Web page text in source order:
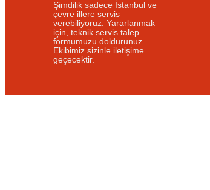
Şimdilik sadece İstanbul ve
çevre illere servis
verebiliyoruz. Yararlanmak
için, teknik servis talep
formumuzu doldurunuz.
Ekibimiz sizinle iletişime
geçecektir.